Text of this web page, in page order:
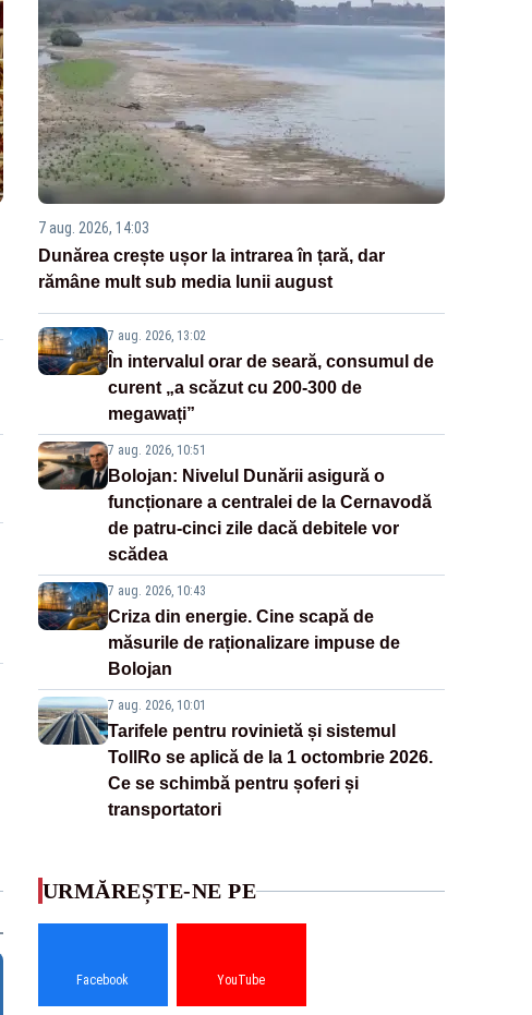
7 aug. 2026, 14:03
Dunărea crește ușor la intrarea în țară, dar
rămâne mult sub media lunii august
7 aug. 2026, 13:02
În intervalul orar de seară, consumul de
curent „a scăzut cu 200-300 de
megawați”
7 aug. 2026, 10:51
Bolojan: Nivelul Dunării asigură o
funcționare a centralei de la Cernavodă
de patru-cinci zile dacă debitele vor
scădea
7 aug. 2026, 10:43
Criza din energie. Cine scapă de
măsurile de raționalizare impuse de
Bolojan
7 aug. 2026, 10:01
Tarifele pentru rovinietă și sistemul
TollRo se aplică de la 1 octombrie 2026.
Ce se schimbă pentru șoferi și
transportatori
URMĂREȘTE-NE PE
Facebook YouTube